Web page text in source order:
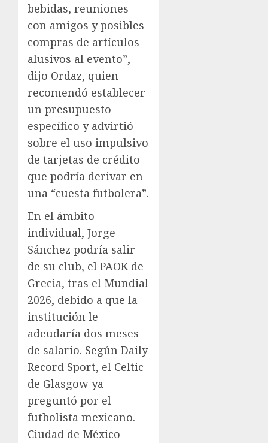
bebidas, reuniones
con amigos y posibles
compras de artículos
alusivos al evento”,
dijo Ordaz, quien
recomendó establecer
un presupuesto
específico y advirtió
sobre el uso impulsivo
de tarjetas de crédito
que podría derivar en
una “cuesta futbolera”.
En el ámbito
individual, Jorge
Sánchez podría salir
de su club, el PAOK de
Grecia, tras el Mundial
2026, debido a que la
institución le
adeudaría dos meses
de salario. Según Daily
Record Sport, el Celtic
de Glasgow ya
preguntó por el
futbolista mexicano.
Ciudad de México